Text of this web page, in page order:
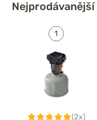
Nejprodávanější
(2x)